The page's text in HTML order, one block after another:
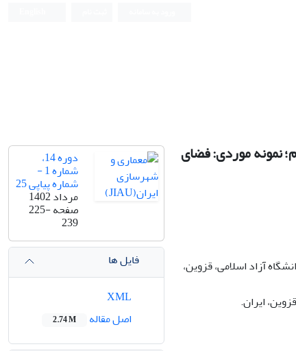
نمونه موردی: فضای
آزاد اسلامی، قزوین،
ایران.
دوره 14،
شماره 1 -
شماره پیاپی 25
مرداد 1402
صفحه225-
239
فایل ها
اصل مقاله
2.74 M